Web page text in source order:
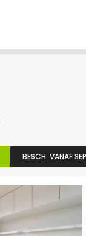
BESCH. VANAF